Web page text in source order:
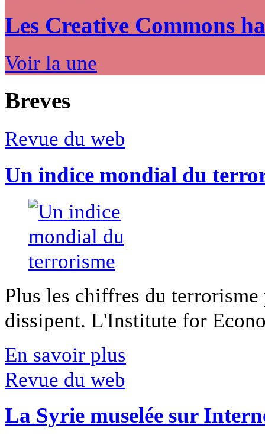
Les Creative Commons
Voir la une
Breves
Revue du web
Un indice mondial du
Plus les chiffres du
dissipent. L'Institute for
En savoir plus
Revue du web
La Syrie muselée sur